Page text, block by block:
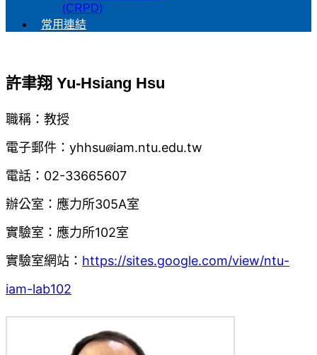
(CRPD)
常用連結
許聿翔 Yu-Hsiang Hsu
職稱：教授
電子郵件：yhhsu
iam.ntu.edu.tw
電話：02-33665607
辦公室：應力所305A室
實驗室：應力所102室
實驗室網站： https://sites.google.com/view/ntu-
iam-lab102